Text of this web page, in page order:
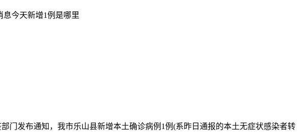
门发布通知，我市乐山县新增本土确诊病例1例(系昨日通报的本土无症状感染者转